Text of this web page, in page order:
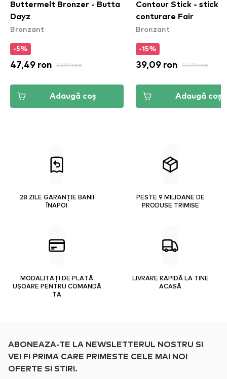
Buttermelt Bronzer - Butta
Dayz
Bronzant
-5%
47,49 ron 49,99 ron
Adaugă coș
Contour Stick - stick de
conturare Fair
Bronzant
-15%
39,09 ron 45,99 ron
Adaugă coș
28 ZILE GARANȚIE BANII
ÎNAPOI
PESTE 9 MILIOANE DE
PRODUSE TRIMISE
MODALITAȚI DE PLATĂ
UȘOARE PENTRU COMANDĂ
TA
LIVRARE RAPIDĂ LA TINE
ACASĂ
ABONEAZA-TE LA NEWSLETTERUL NOSTRU SI
VEI FI PRIMA CARE PRIMESTE CELE MAI NOI
OFERTE SI STIRI.